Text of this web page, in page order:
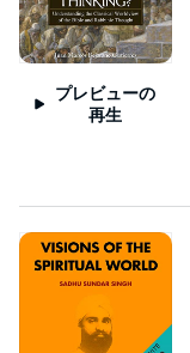
プレビューの
再生